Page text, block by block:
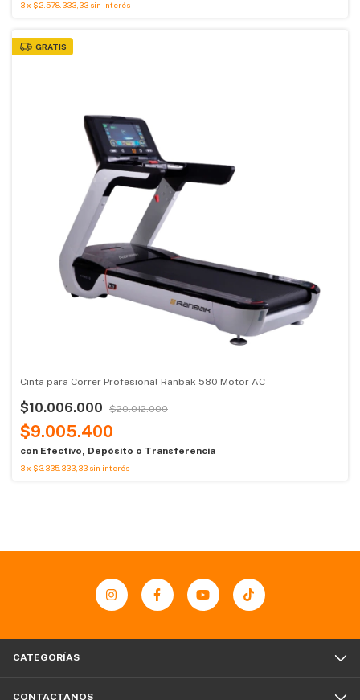
3x $2.578.333,33 sin interés
GRATIS
Cinta para Correr Profesional Ranbak 580 Motor AC
$10.006.000 $20.012.000
$9.005.400
con Efectivo, Depósito o Transferencia
3x $3.335.333,33 sin interés
CATEGORÍAS
CONTACTANOS